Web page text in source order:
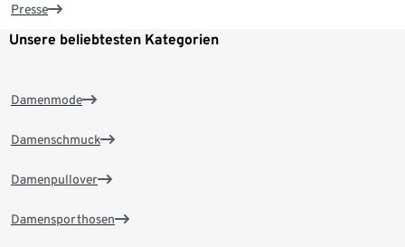
Presse
Unsere beliebtesten Kategorien
Damenmode
Damenschmuck
Damenpullover
Damensporthosen